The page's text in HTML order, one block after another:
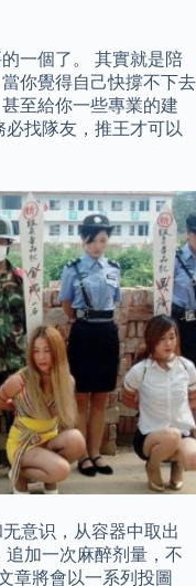
一個了。 其實就是陪
你覺得自己快撐不下去
至給你一些專業的建
找隊友，推王才可以
意识，从容器中取出
加一次麻醉剂量，不
章將會以一系列投圖